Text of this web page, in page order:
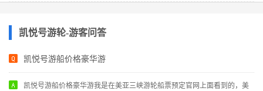
凯悦号游轮-游客问答
凯悦号游船价格豪华游
凯悦号游船价格豪华游我是在美亚三峡游轮船票预定官网上面看到的，美